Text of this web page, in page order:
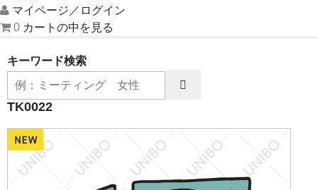
HOME
UNIBOについて
お問い合わせ
マイページ／ログイン
0 カートの中を見る
キーワード検索
TK0022